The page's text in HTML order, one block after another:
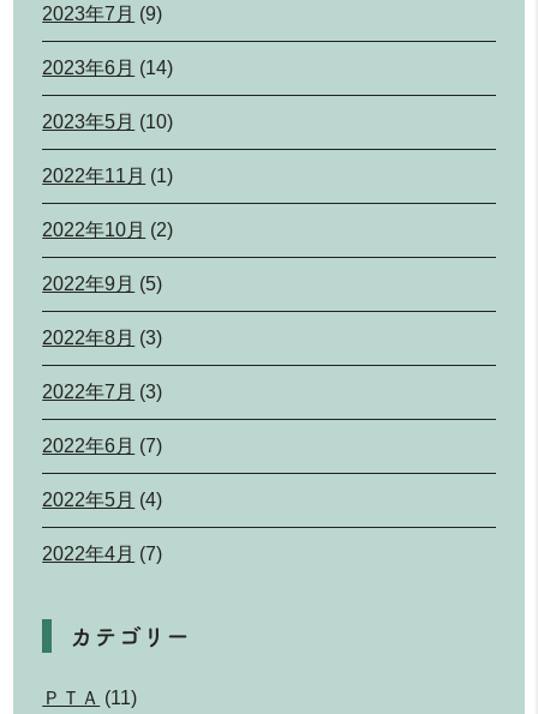
2023年7月 (9)
2023年6月 (14)
2023年5月 (10)
2022年11月 (1)
2022年10月 (2)
2022年9月 (5)
2022年8月 (3)
2022年7月 (3)
2022年6月 (7)
2022年5月 (4)
2022年4月 (7)
カテゴリー
ＰＴＡ (11)